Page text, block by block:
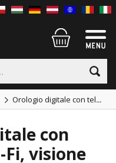
Orologio digitale con tel...
con
visione